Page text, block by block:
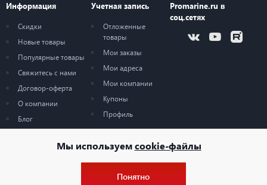
Мы используемcookie-файлы
Понятно
Информация
Скидки
Новые товары
Популярные товары
Свяжитесь с нами
Договор-оферта
О компании
Блог
Учетная запись
Отложенные
товары
Мои заказы
Мои адреса
Мои компании
Купоны
Профиль
Promarine.ru в
соц.сетях